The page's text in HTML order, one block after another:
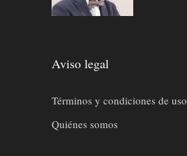
Aviso legal
Términos y condiciones de uso
Quiénes somos